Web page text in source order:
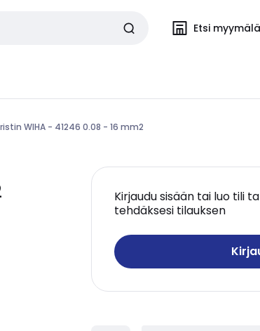
Etsi myymälä
WIHA - 41246 0.08 - 16 mm2
Kirjaudu sisään tai luo tili
tehdäksesi tilauksen